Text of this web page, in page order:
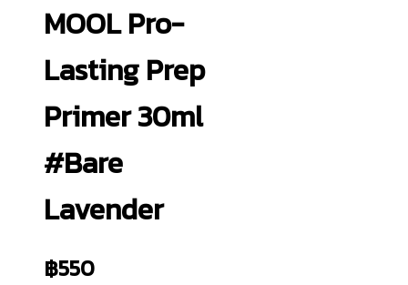
MOOL Pro-
Lasting Prep
Primer 30ml
#Bare
Lavender
฿550